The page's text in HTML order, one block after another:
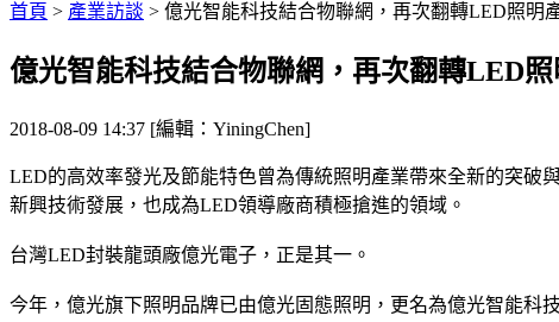
首頁 > 產業訪談 > 億光智能科技結合物聯網，再次翻轉LED照明
億光智能科技結合物聯網，再次翻轉LED
2018-08-09 14:37 [編輯：YiningChen]
LED的高效率發光及節能特色曾為傳統照明產業帶來全新的突破
新興技術發展，也成為LED領導廠商積極搶進的領域。
台灣LED封裝龍頭廠億光電子，正是其一。
今年，億光旗下照明品牌已由億光固態照明，更名為億光智能科